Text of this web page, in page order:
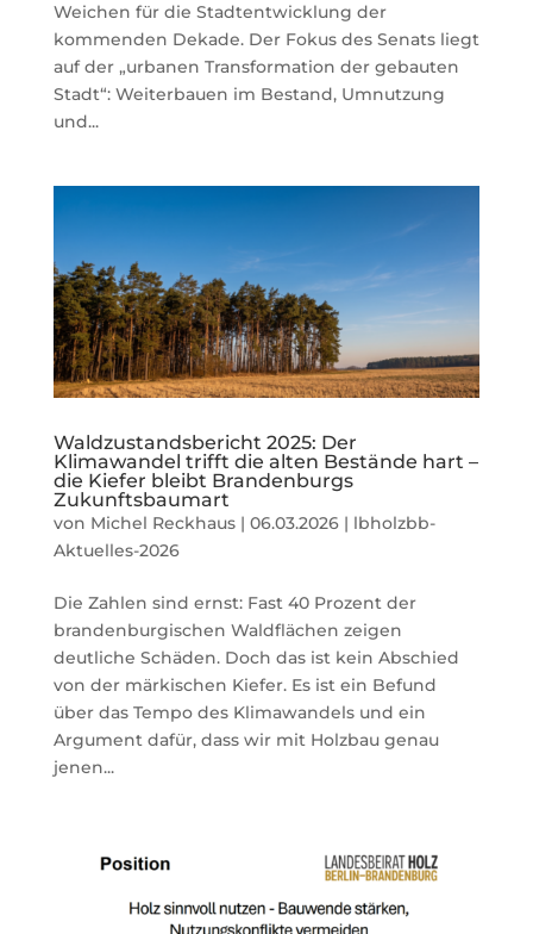
Weichen für die Stadtentwicklung der
kommenden Dekade. Der Fokus des Senats liegt
auf der „urbanen Transformation der gebauten
Stadt“: Weiterbauen im Bestand, Umnutzung
und...
Waldzustandsbericht 2025: Der
Klimawandel trifft die alten Bestände hart –
die Kiefer bleibt Brandenburgs
Zukunftsbaumart
von Michel Reckhaus| 06.03.2026| lbholzbb-
Aktuelles-2026
Die Zahlen sind ernst: Fast 40 Prozent der
brandenburgischen Waldflächen zeigen
deutliche Schäden. Doch das ist kein Abschied
von der märkischen Kiefer. Es ist ein Befund
über das Tempo des Klimawandels und ein
Argument dafür, dass wir mit Holzbau genau
jenen...